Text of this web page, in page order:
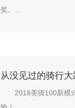
奖。...
从没见过的骑行
2018美骑100新模